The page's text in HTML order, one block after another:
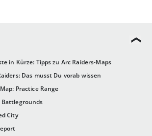
in Kürze: Tipps zu Arc Raiders-Maps
Das musst Du vorab wissen
Practice Range
Battlegrounds
City